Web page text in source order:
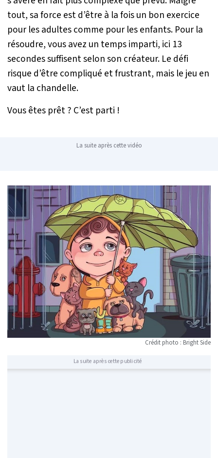
tout, sa force est d’être à la fois un bon exercice
pour les adultes comme pour les enfants. Pour la
résoudre, vous avez un temps imparti, ici 13
secondes suffisent selon son créateur. Le défi
risque d’être compliqué et frustrant, mais le jeu en
vaut la chandelle.
Vous êtes prêt ? C’est parti !
La suite après cette vidéo
Crédit photo : Bright Side
La suite après cette publicité